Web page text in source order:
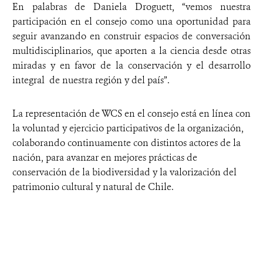
En palabras de Daniela Droguett, “vemos nuestra
participación en el consejo como una oportunidad para
seguir avanzando en construir espacios de conversación
multidisciplinarios, que aporten a la ciencia desde otras
miradas y en favor de la conservación y el desarrollo
integral de nuestra región y del país”.
La representación de WCS en el consejo está en línea con
la voluntad y ejercicio participativos de la organización,
colaborando continuamente con distintos actores de la
nación, para avanzar en mejores prácticas de
conservación de la biodiversidad y la valorización del
patrimonio cultural y natural de Chile.